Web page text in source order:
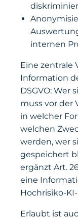
internen
Eine zentrale
Information
DSGVO: Wer
muss vor der
in welcher
welchen
werden, wer
gespeichert
ergänzt Art.
eine
Hochrisiko-
Erlaubt ist